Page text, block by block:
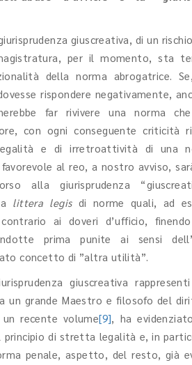
giuscreativa, di un
per il momento, sta
della norma abrogatrice.
rispondere negativamente,
far rivivere una norma
con ogni conseguente criticità
e di irretroattività di una
al reo, a nostro avviso,
alla giurisprudenza
littera legisdi norme quali, ad
ai doveri d’ufficio,
prima punite ai sensi
concetto di ”altra utilità”.
giuscreativa
un grande Maestro e filosofo del
recente volume[9], ha
di stretta legalità e, in
penale, aspetto, del resto, già